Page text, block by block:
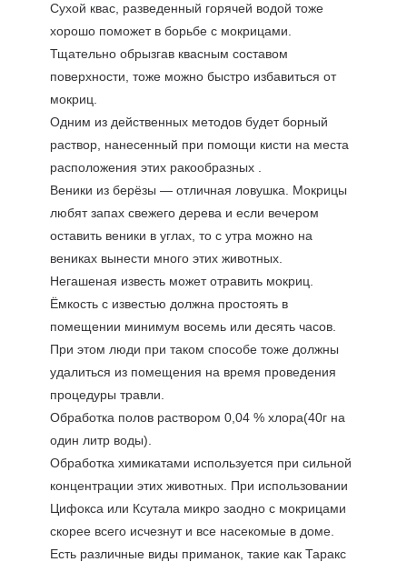
Сухой квас, разведенный горячей водой тоже
хорошо поможет в борьбе с мокрицами.
Тщательно обрызгав квасным составом
поверхности, тоже можно быстро избавиться от
мокриц.
Одним из действенных методов будет борный
раствор, нанесенный при помощи кисти на места
расположения этих ракообразных .
Веники из берёзы — отличная ловушка. Мокрицы
любят запах свежего дерева и если вечером
оставить веники в углах, то с утра можно на
вениках вынести много этих животных.
Негашеная известь может отравить мокриц.
Ёмкость с известью должна простоять в
помещении минимум восемь или десять часов.
При этом люди при таком способе тоже должны
удалиться из помещения на время проведения
процедуры травли.
Обработка полов раствором 0,04 % хлора(40г на
один литр воды).
Обработка химикатами используется при сильной
концентрации этих животных. При использовании
Цифокса или Ксутала микро заодно с мокрицами
скорее всего исчезнут и все насекомые в доме.
Есть различные виды приманок, такие как Таракс